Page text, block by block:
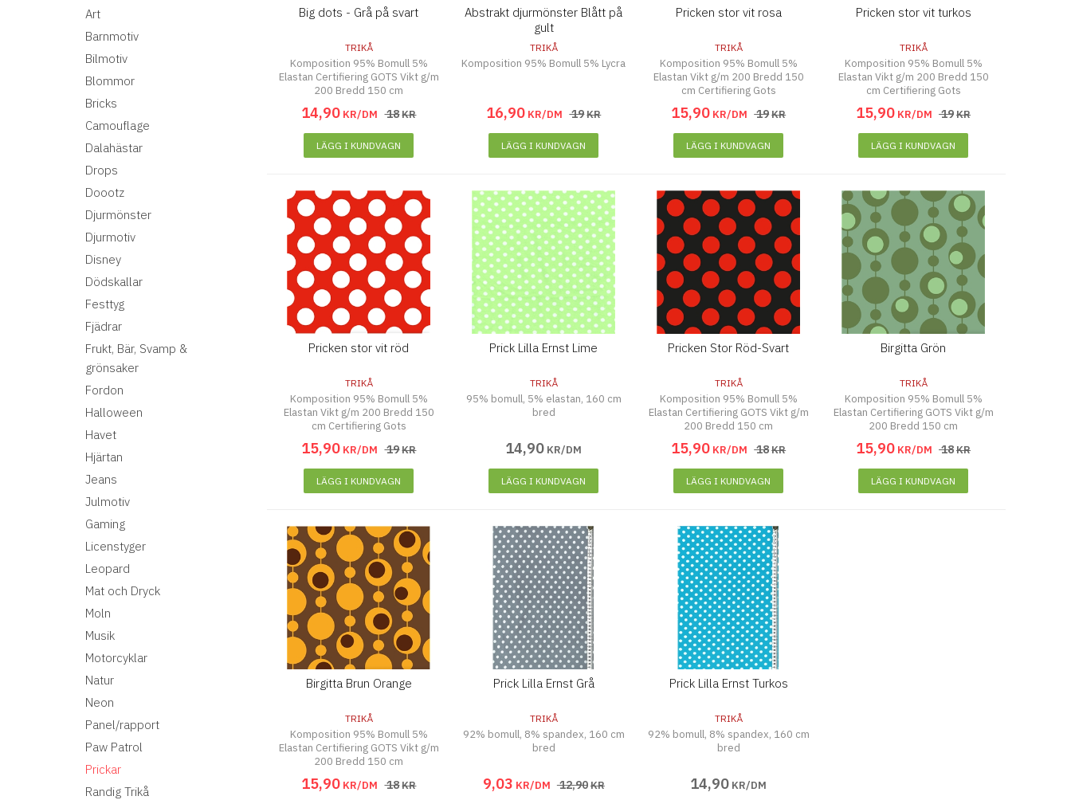
Art
Barnmotiv
Bilmotiv
Blommor
Bricks
Camouflage
Dalahästar
Drops
Doootz
Djurmönster
Djurmotiv
Disney
Dödskallar
Festtyg
Fjädrar
Frukt, Bär, Svamp &
grönsaker
Fordon
Halloween
Havet
Hjärtan
Jeans
Julmotiv
Gaming
Licenstyger
Leopard
Mat och Dryck
Moln
Musik
Motorcyklar
Natur
Neon
Panel/rapport
Paw Patrol
Prickar
Randig Trikå
Big dots - Grå på svart
TRIKÅ
Komposition 95% Bomull 5%
Elastan Certifiering GOTS Vikt g/m
200 Bredd 150 cm
14,90 KR/DM 18KR
LÄGG I KUNDVAGN
Abstrakt djurmönster Blått på
gult
TRIKÅ
Komposition 95% Bomull 5% Lycra
16,90 KR/DM 19KR
LÄGG I KUNDVAGN
Pricken stor vit rosa
TRIKÅ
Komposition 95% Bomull 5%
Elastan Vikt g/m 200 Bredd 150
cm Certifiering Gots
15,90 KR/DM 19KR
LÄGG I KUNDVAGN
Pricken stor vit turkos
TRIKÅ
Komposition 95% Bomull 5%
Elastan Vikt g/m 200 Bredd 150
cm Certifiering Gots
15,90 KR/DM 19KR
LÄGG I KUNDVAGN
Pricken stor vit röd
TRIKÅ
Komposition 95% Bomull 5%
Elastan Vikt g/m 200 Bredd 150
cm Certifiering Gots
15,90 KR/DM 19KR
LÄGG I KUNDVAGN
Prick Lilla Ernst Lime
TRIKÅ
95% bomull, 5% elastan, 160 cm
bred
14,90 KR/DM
LÄGG I KUNDVAGN
Pricken Stor Röd-Svart
TRIKÅ
Komposition 95% Bomull 5%
Elastan Certifiering GOTS Vikt g/m
200 Bredd 150 cm
15,90 KR/DM 18KR
LÄGG I KUNDVAGN
Birgitta Grön
TRIKÅ
Komposition 95% Bomull 5%
Elastan Certifiering GOTS Vikt g/m
200 Bredd 150 cm
15,90 KR/DM 18KR
LÄGG I KUNDVAGN
Birgitta Brun Orange
TRIKÅ
Komposition 95% Bomull 5%
Elastan Certifiering GOTS Vikt g/m
200 Bredd 150 cm
15,90 KR/DM 18KR
Prick Lilla Ernst Grå
TRIKÅ
92% bomull, 8% spandex, 160 cm
bred
9,03 KR/DM 12,90KR
Prick Lilla Ernst Turkos
TRIKÅ
92% bomull, 8% spandex, 160 cm
bred
14,90 KR/DM